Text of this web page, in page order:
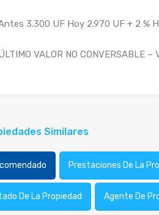
3.300 UF Hoy 2.970 UF + 2 %
VALOR NO CONVERSABLE
Similares
Prestaciones De La
De La Propiedad Agente De